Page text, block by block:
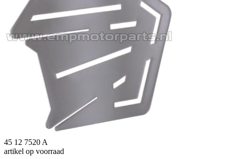
45 12 7520 A
artikel op voorraad